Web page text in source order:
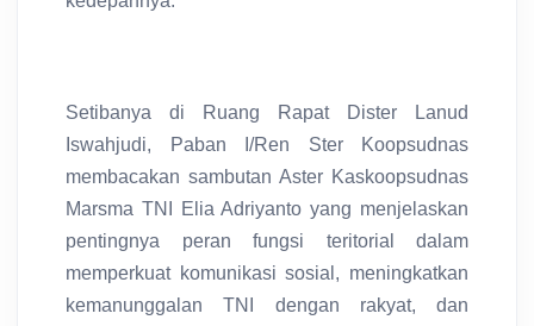
Setibanya di Ruang Rapat Dister Lanud
Iswahjudi, Paban I/Ren Ster Koopsudnas
membacakan sambutan Aster Kaskoopsudnas
Marsma TNI Elia Adriyanto yang menjelaskan
pentingnya peran fungsi teritorial dalam
memperkuat komunikasi sosial, meningkatkan
kemanunggalan TNI dengan rakyat, dan